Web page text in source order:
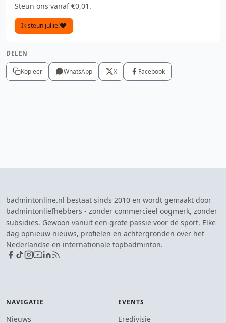
Steun ons vanaf €0,01.
Ik steun jullie!
DELEN
Kopieer WhatsApp X Facebook
badmintonline.nl bestaat sinds 2010 en wordt gemaakt door
badmintonliefhebbers - zonder commercieel oogmerk, zonder
subsidies. Gewoon vanuit een grote passie voor de sport. Elke
dag opnieuw nieuws, profielen en achtergronden over het
Nederlandse en internationale topbadminton.
NAVIGATIE
Nieuws
EVENTS
Eredivisie